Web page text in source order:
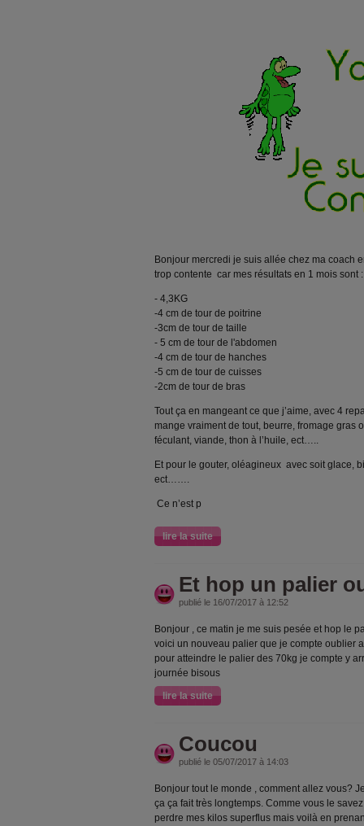
Bonjour mercredi je suis allée chez ma coach
trop contente car mes résultats en 1 mois sont :
- 4,3KG
-4 cm de tour de poitrine
-3cm de tour de taille
- 5 cm de tour de l'abdomen
-4 cm de tour de hanches
-5 cm de tour de cuisses
-2cm de tour de bras
Tout ça en mangeant ce que j’aime, avec 4
mange vraiment de tout, beurre, fromage gras
féculant, viande, thon à l’huile, ect…..
Et pour le gouter, oléagineux avec soit glace,
ect…….
Ce n’est p
lire la suite
Et hop un palier
publié le 16/07/2017 à 12:52
Bonjour , ce matin je me suis pesée et hop le
voici un nouveau palier que je compte oublier
pour atteindre le palier des 70kg je compte y
journée bisous
lire la suite
Coucou
publié le 05/07/2017 à 14:03
Bonjour tout le monde , comment allez vous?
ça ça fait très longtemps. Comme vous le
perdre mes kilos superflus mais voilà en